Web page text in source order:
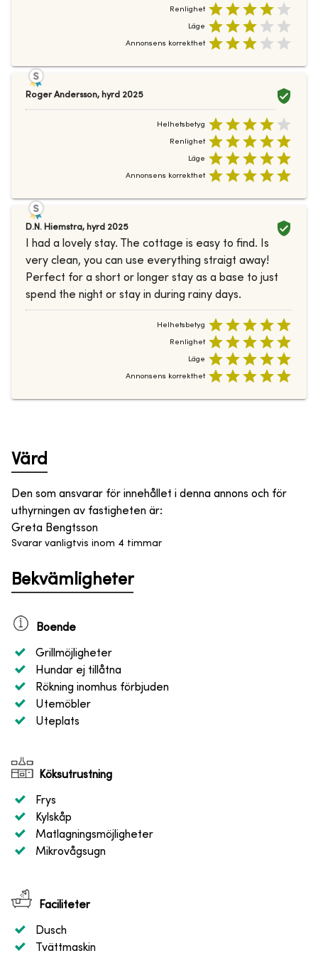
Renlighet
Läge
Annonsens korrekthet
Roger Andersson, hyrd 2025
Helhetsbetyg
Renlighet
Läge
Annonsens korrekthet
D.N. Hiemstra, hyrd 2025
I had a lovely stay. The cottage is easy to find. Is
very clean, you can use everything straigt away!
Perfect for a short or longer stay as a base to just
spend the night or stay in during rainy days.
Helhetsbetyg
Renlighet
Läge
Annonsens korrekthet
Värd
Den som ansvarar för innehållet i denna annons och för
uthyrningen av fastigheten är:
Greta Bengtsson
Svarar vanligtvis inom 4 timmar
Bekvämligheter
Boende
Grillmöjligheter
Hundar ej tillåtna
Rökning inomhus förbjuden
Utemöbler
Uteplats
Köksutrustning
Frys
Kylskåp
Matlagningsmöjligheter
Mikrovågsugn
Faciliteter
Dusch
Tvättmaskin